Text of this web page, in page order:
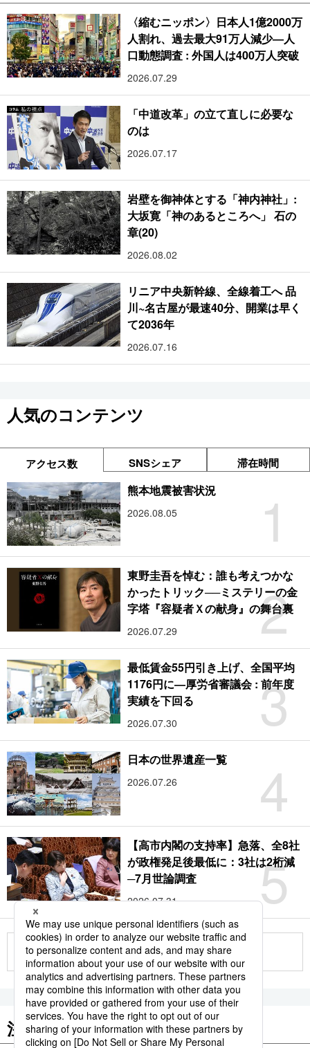
〈縮むニッポン〉日本人1億2000万
人割れ、過去最大91万人減少―人
口動態調査 : 外国人は400万人突破
2026.07.29
「中道改革」の立て直しに必要な
のは
2026.07.17
岩壁を御神体とする「神内神社」:
大坂寛「神のあるところへ」 石の
章(20)
2026.08.02
リニア中央新幹線、全線着工へ 品
川~名古屋が最速40分、開業は早く
て2036年
2026.07.16
人気のコンテンツ
アクセス数 SNSシェア 滞在時間
1
熊本地震被害状況
2026.08.05
2
東野圭吾を悼む：誰も考えつかな
かったトリック──ミステリーの金
字塔『容疑者Ｘの献身』の舞台裏
2026.07.29
3
最低賃金55円引き上げ、全国平均
1176円に―厚労省審議会 : 前年度
実績を下回る
2026.07.30
4
日本の世界遺産一覧
2026.07.26
5
【高市内閣の支持率】急落、全8社
が政権発足後最低に：3社は2桁減
─7月世論調査
2026.07.31
もっと見る
注目のキーワード